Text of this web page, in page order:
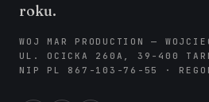
roku.
WOJ MAR PRODUCTION —
UL. OCICKA 260A, 39-400
NIP PL 867-103-76-55 ·